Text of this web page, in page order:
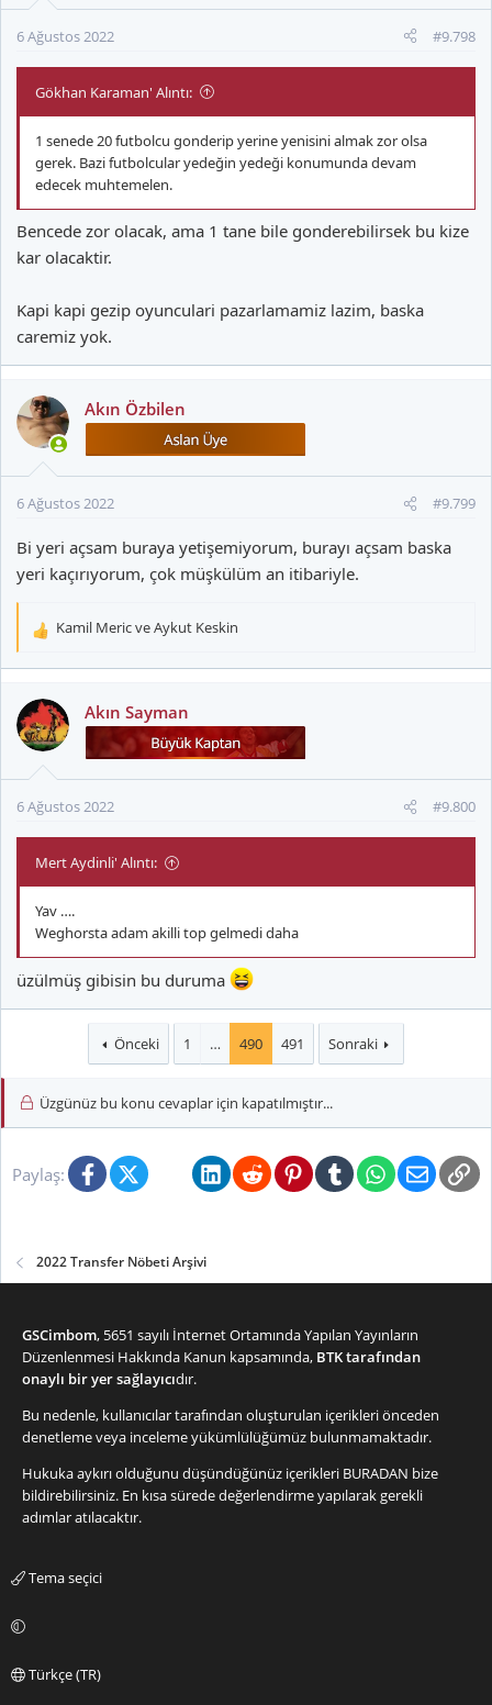
6 Ağustos 2022 #9.798
Gökhan Karaman' Alıntı:
1 senede 20 futbolcu gonderip yerine yenisini almak zor olsa
gerek. Bazi futbolcular yedeğin yedeği konumunda devam
edecek muhtemelen.
Bencede zor olacak, ama 1 tane bile gonderebilirsek bu kize
kar olacaktir.
Kapi kapi gezip oyunculari pazarlamamiz lazim, baska
caremiz yok.
Akın Özbilen
6 Ağustos 2022 #9.799
Bi yeri açsam buraya yetişemiyorum, burayı açsam baska
yeri kaçırıyorum, çok müşkülüm an itibariyle.
T
k
i
l
:
Kamil MericveAykut Keskin
Akın Sayman
6 Ağustos 2022 #9.800
Mert Aydinli' Alıntı:
Yav ….
Weghorsta adam akilli top gelmedi daha
üzülmüş gibisin bu duruma
Önceki 1 … 490 491 Sonraki
Üzgünüz bu konu cevaplar için kapatılmıştır...
Paylaş: FacebookX (Twitter)BlueskyLinkedInRedditPinterestTumblrWhatsApp
E-posta
2022 Transfer Nöbeti Arşivi
GSCimbom, 5651 sayılı İnternet Ortamında Yapılan Yayınların
Düzenlenmesi Hakkında Kanun kapsamında, BTK tarafından
onaylı bir yer sağlayıcıdır.
Bu nedenle, kullanıcılar tarafından oluşturulan içerikleri önceden
denetleme veya inceleme yükümlülüğümüz bulunmamaktadır.
Hukuka aykırı olduğunu düşündüğünüz içerikleri BURADAN bize
bildirebilirsiniz. En kısa sürede değerlendirme yapılarak gerekli
adımlar atılacaktır.
Tema seçici
Türkçe (TR)